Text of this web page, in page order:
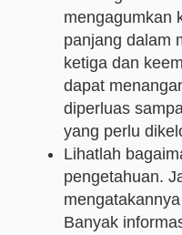
mengagumkan
panjang dalam
ketiga dan
dapat
diperluas
yang perlu
Lihatlah
pengetahuan.
Banyak